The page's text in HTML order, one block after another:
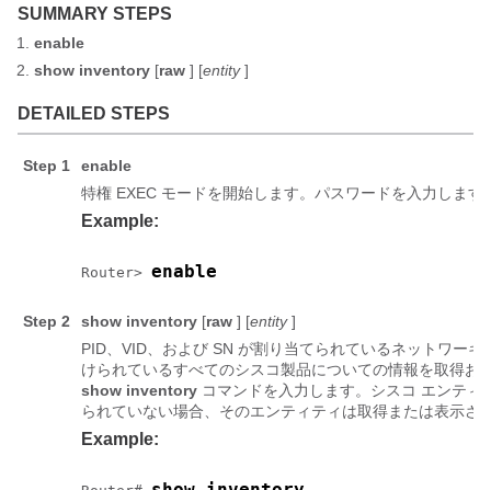
SUMMARY STEPS
enable
show inventory [raw ] [entity ]
DETAILED STEPS
Step 1
enable
特権 EXEC モードを開始します。パスワードを入力します
Example:
Router> enable
Step 2 show inventory [raw ] [entity ]
PID、VID、および SN が割り当てられているネットワーキ
けられているすべてのシスコ製品についての情報を取得お
show inventory コマンドを入力します。シスコ エンティ
られていない場合、そのエンティティは取得または表示さ
Example: